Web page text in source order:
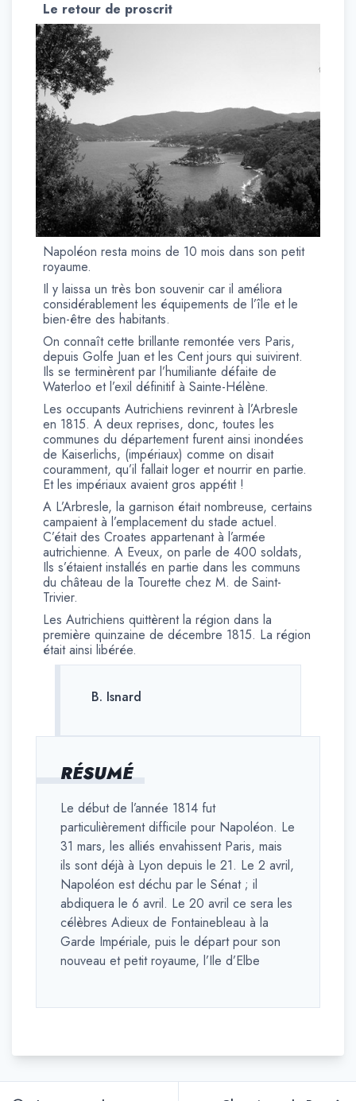
RÉSUMÉ
Le début de l’année 1814 fut
particulièrement difficile pour Napoléon. Le
31 mars, les alliés envahissent Paris, mais
ils sont déjà à Lyon depuis le 21. Le 2 avril,
Napoléon est déchu par le Sénat ; il
abdiquera le 6 avril. Le 20 avril ce sera les
célèbres Adieux de Fontainebleau à la
Garde Impériale, puis le départ pour son
nouveau et petit royaume, l’Ile d’Elbe
Le retour de proscrit
Napoléon resta moins de 10 mois dans son petit
royaume.
Il y laissa un très bon souvenir car il améliora
considérablement les équipements de l’île et le
bien-être des habitants.
On connaît cette brillante remontée vers Paris,
depuis Golfe Juan et les Cent jours qui suivirent.
Ils se terminèrent par l’humiliante défaite de
Waterloo et l’exil définitif à Sainte-Hélène.
Les occupants Autrichiens revinrent à l’Arbresle
en 1815. A deux reprises, donc, toutes les
communes du département furent ainsi inondées
de Kaiserlichs, (impériaux) comme on disait
couramment, qu’il fallait loger et nourrir en partie.
Et les impériaux avaient gros appétit !
A L’Arbresle, la garnison était nombreuse, certains
campaient à l’emplacement du stade actuel.
C’était des Croates appartenant à l’armée
autrichienne. A Eveux, on parle de 400 soldats,
Ils s’étaient installés en partie dans les communs
du château de la Tourette chez M. de Saint-
Trivier.
Les Autrichiens quittèrent la région dans la
première quinzaine de décembre 1815. La région
était ainsi libérée.
B. Isnard
Navigation